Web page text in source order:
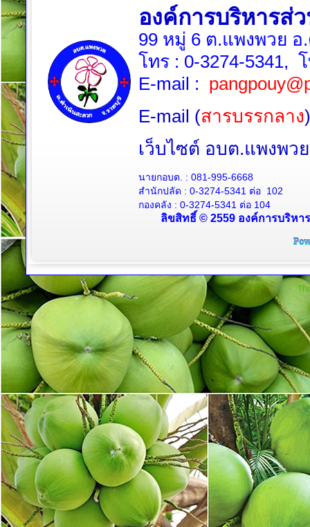
องค์การบริหารส่
99 หมู่ 6 ต.แพงพวย
โทร : 0-3274-5341,
E-mail :
E-mail (สารบรรกลาง
เว็บไซต์ อบต.แพง
นายกอบต. : 081-995-6668
สำนักปลัด : 0-3274-5341 ต่อ 102
กองคลัง : 0-3274-5341 ต่อ 104
ลิขสิทธิ์ © 2559 องค์การบริหา